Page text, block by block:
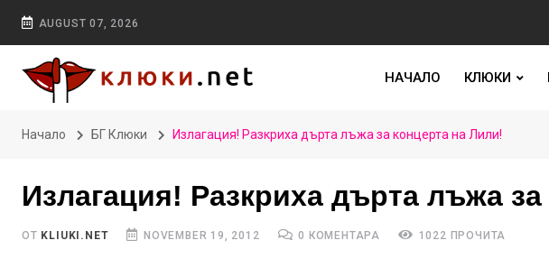
AUGUST 07, 2026
НАЧАЛО КЛЮКИ
Начало БГ Клюки Излагация! Разкриха дърта лъжа за концерта на Лили!
Излагация! Разкриха дърта лъжа
ОТ KLIUKI.NET NOVEMBER 19, 2012 0 КОМЕНТАРА 1022 ПРОЧИТА